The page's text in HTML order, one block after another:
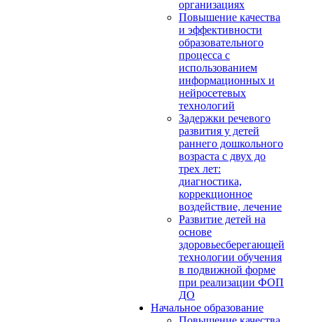
организациях
Повышение качества
и эффективности
образовательного
процесса с
использованием
информационных и
нейросетевых
технологий
Задержки речевого
развития у детей
раннего дошкольного
возраста с двух до
трех лет:
диагностика,
коррекционное
воздействие, лечение
Развитие детей на
основе
здоровьесберегающей
технологии обучения
в подвижной форме
при реализации ФОП
ДО
Начальное образование